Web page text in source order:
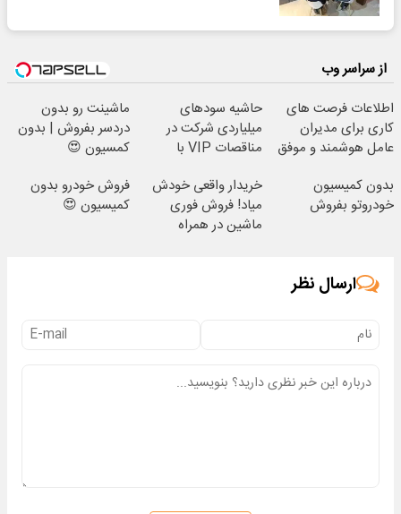
از سراسر وب
اطلاعات فرصت های
کاری برای مدیران
عامل هوشمند و موفق
حاشیه سودهای
میلیاردی شرکت در
مناقصات VIP با
ماشینت رو بدون
دردسر بفروش | بدون
کمسیون 😍
بدون کمیسیون
خودروتو بفروش
خریدار واقعی خودش
میاد! فروش فوری
ماشین در همراه
فروش خودرو بدون
کمیسیون 😍
ارسال نظر